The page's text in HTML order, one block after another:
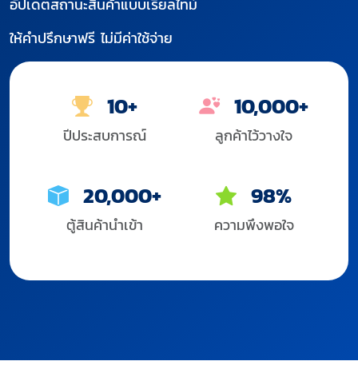
อัปเดตสถานะสินค้าแบบเรียลไทม์
ให้คำปรึกษาฟรี ไม่มีค่าใช้จ่าย
10+
ปีประสบการณ์
10,000+
ลูกค้าไว้วางใจ
20,000+
ตู้สินค้านำเข้า
98%
ความพึงพอใจ